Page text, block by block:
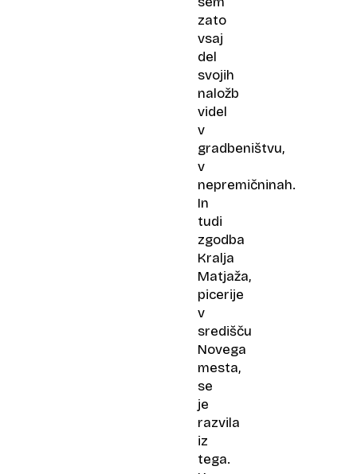
zato
vsaj
del
svojih
naložb
videl
v
gradbeništvu,
v
nepremičninah.
In
tudi
zgodba
Kralja
Matjaža,
picerije
v
središču
Novega
mesta,
se
je
razvila
iz
tega.